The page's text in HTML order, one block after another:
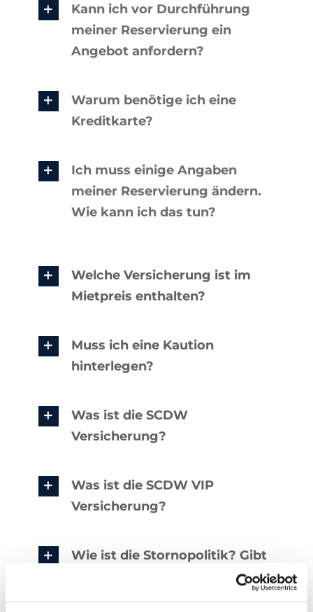
Kann ich vor Durchführung
meiner Reservierung ein
Angebot anfordern?
Warum benötige ich eine
Kreditkarte?
Ich muss einige Angaben
meiner Reservierung ändern.
Wie kann ich das tun?
Welche Versicherung ist im
Mietpreis enthalten?
Muss ich eine Kaution
hinterlegen?
Was ist die SCDW
Versicherung?
Was ist die SCDW VIP
Versicherung?
Wie ist die Stornopolitik? Gibt